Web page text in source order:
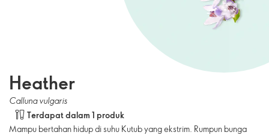
Heather
Calluna vulgaris
Terdapat dalam 1 produk
Mampu bertahan hidup di suhu Kutub yang ekstrim. Rumpun bunga